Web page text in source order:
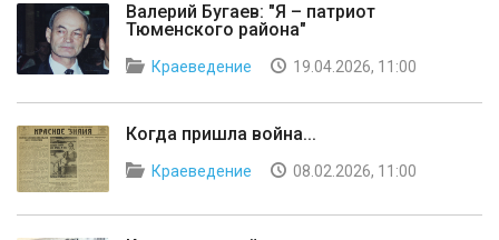
Валерий Бугаев: "Я – патриот
Тюменского района"
Краеведение 19.04.2026, 11:00
Когда пришла война...
Краеведение 08.02.2026, 11:00